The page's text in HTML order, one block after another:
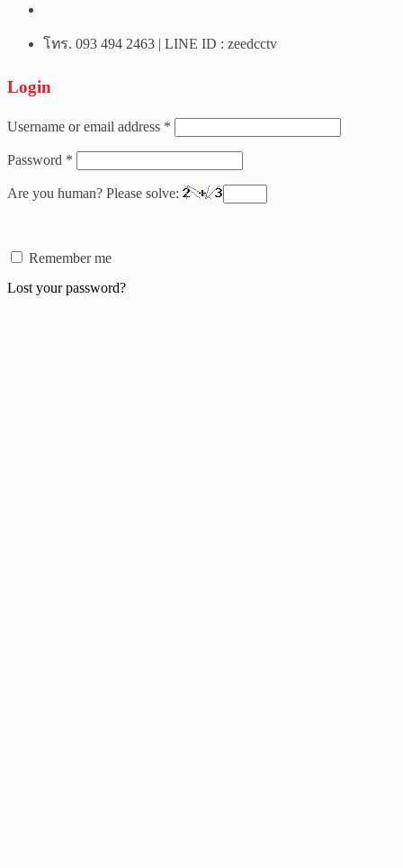
โทร. 093 494 2463 | LINE ID : zeedcctv
Login
Username or email address *
Password *
Are you human? Please solve:
Remember me
Lost your password?